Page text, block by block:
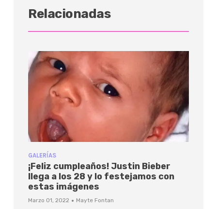
Relacionadas
GALERÍAS
¡Feliz cumpleaños! Justin Bieber
llega a los 28 y lo festejamos con
estas imágenes
Marzo 01, 2022 · Mayte Fontan